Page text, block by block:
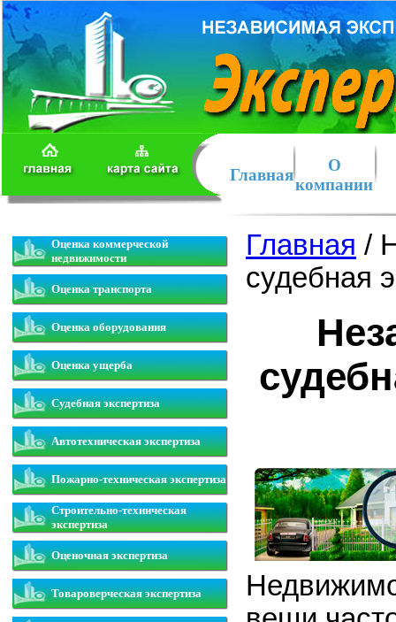
Главная
О
компании
Оценка коммерческой
недвижимости
Оценка транспорта
Оценка оборудования
Оценка ущерба
Судебная экспертиза
Автотехническая экспертиза
Пожарно-техническая экспертиза
Строительно-техническая
экспертиза
Оценочная экспертиза
Товароверческая экспертиза
Главная /
судебная